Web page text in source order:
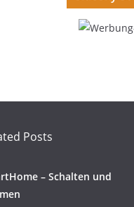
Posts
– Schalten und